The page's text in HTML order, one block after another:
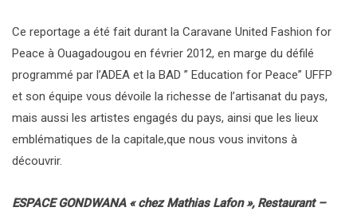
Ce reportage a été fait durant la Caravane United Fashion for
Peace à Ouagadougou en février 2012, en marge du défilé
programmé par l’ADEA et la BAD ” Education for Peace” UFFP
et son équipe vous dévoile la richesse de l’artisanat du pays,
mais aussi les artistes engagés du pays, ainsi que les lieux
emblématiques de la capitale,que nous vous invitons à
découvrir.
ESPACE GONDWANA « chez Mathias Lafon », Restaurant –